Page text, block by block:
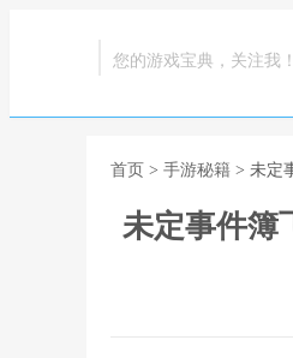
您的游戏宝典，关注我！
首页 > 手游秘籍 > 未定
未定事件簿